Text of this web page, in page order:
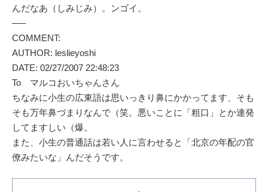
んだなあ（しみじみ）。ンゴイ。
—–
COMMENT:
AUTHOR: leslieyoshi
DATE: 02/27/2007 22:48:23
To マルコおいちゃんさん
ちなみに小生の広東語は思いっきり鼻にかかってます、そも
そも万年鼻づまりなんで（笑。悪いことに「粗口」とか連発
してますしい（爆。
また、小生の普通話は若い人に言わせると「北京の年配の官
僚みたいな」んだそうです。